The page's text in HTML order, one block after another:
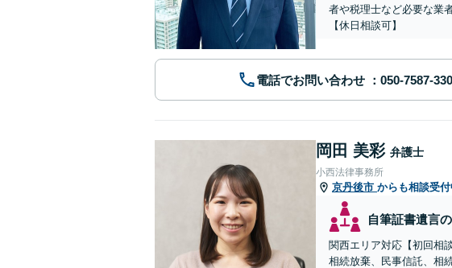
者や税理士など必要な業
【休日相談可】
電話でお問い合わせ
岡田 美彩 弁護士
小西法律事務所
京丹後市 からも相談受付
自筆証書遺言
関西エリア対応【初回相
相続放棄、民事信託、相